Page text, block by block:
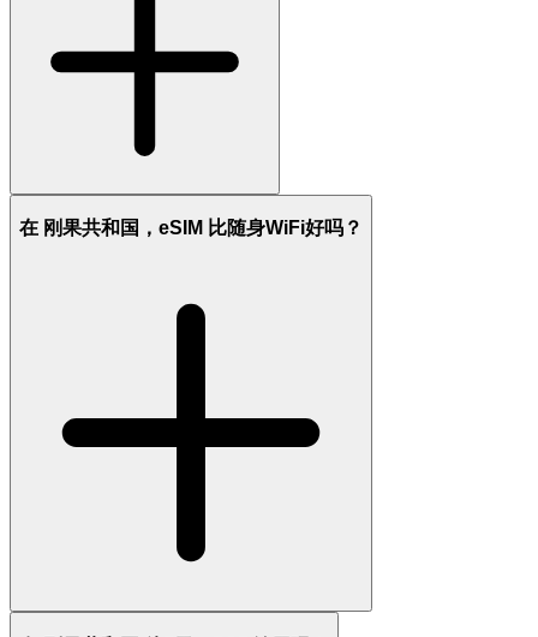
在 刚果共和国，eSIM 比随身WiFi好吗？